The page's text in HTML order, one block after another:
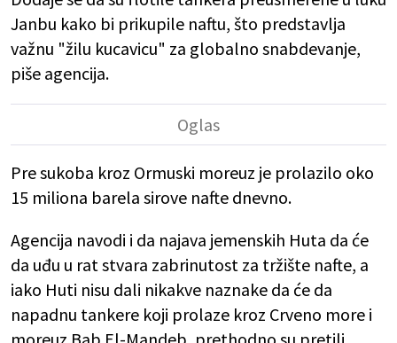
Janbu kako bi prikupile naftu, što predstavlja
važnu "žilu kucavicu" za globalno snabdevanje,
piše agencija.
Pre sukoba kroz Ormuski moreuz je prolazilo oko
15 miliona barela sirove nafte dnevno.
Agencija navodi i da najava jemenskih Huta da će
da uđu u rat stvara zabrinutost za tržište nafte, a
iako Huti nisu dali nikakve naznake da će da
napadnu tankere koji prolaze kroz Crveno more i